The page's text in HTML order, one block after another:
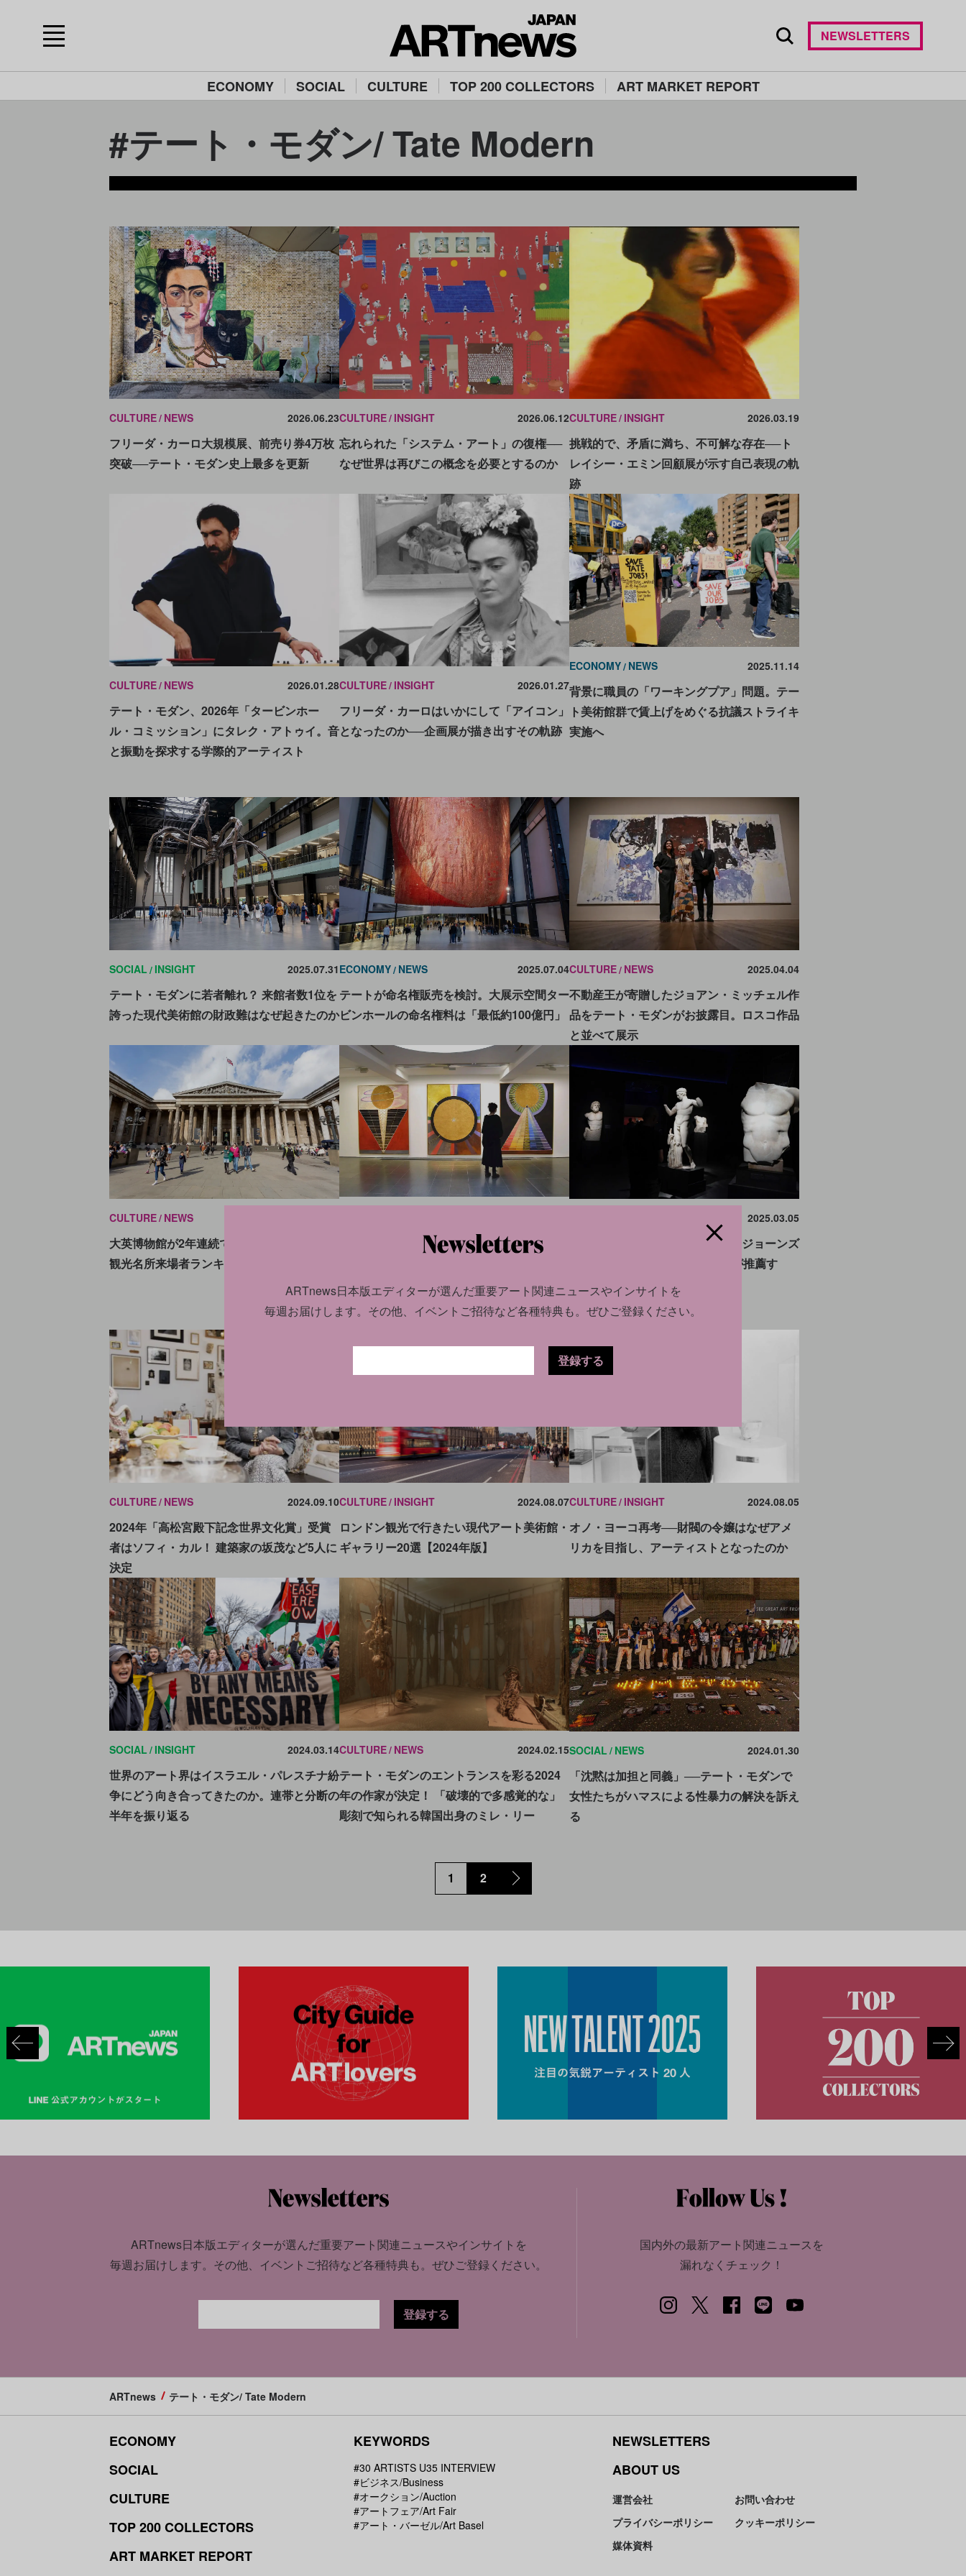
ECONOMY SOCIAL CULTURE TOP 200 COLLECTORS ART MARKET REPORT
NEWSLETTERS
#テート・モダン/ Tate Modern
CULTURE NEWS 2026.06.23
フリーダ・カーロ大規模展、前売り券4万枚
突破──テート・モダン史上最多を更新
CULTURE INSIGHT 2026.06.12
忘れられた「システム・アート」の復権──
なぜ世界は再びこの概念を必要とするのか
CULTURE INSIGHT 2026.03.19
挑戦的で、矛盾に満ち、不可解な存在──ト
レイシー・エミン回顧展が示す自己表現の軌
跡
CULTURE NEWS 2026.01.28
テート・モダン、2026年「タービンホー
ル・コミッション」にタレク・アトゥイ。音
と振動を探求する学際的アーティスト
CULTURE INSIGHT 2026.01.27
フリーダ・カーロはいかにして「アイコン」
となったのか──企画展が描き出すその軌跡
ECONOMY NEWS 2025.11.14
背景に職員の「ワーキングプア」問題。テー
ト美術館群で賃上げをめぐる抗議ストライキ
実施へ
SOCIAL INSIGHT 2025.07.31
テート・モダンに若者離れ？ 来館者数1位を
誇った現代美術館の財政難はなぜ起きたのか
ECONOMY NEWS 2025.07.04
テートが命名権販売を検討。大展示空間ター
ビンホールの命名権料は「最低約100億円」
CULTURE NEWS 2025.04.04
不動産王が寄贈したジョアン・ミッチェル作
品をテート・モダンがお披露目。ロスコ作品
と並べて展示
CULTURE NEWS
大英博物館が2年連続でトップ。イギリスの
観光名所来場者ランキング2位から5位は？
ヒルマ・アフ・クリント作品が見られなくな
2025.03.05
ジョルジオ・アルマーニやキム・ジョーンズ
らファッションデザイナー13人が推薦す
る、世界の美術館
CULTURE NEWS 2024.09.10
2024年「高松宮殿下記念世界文化賞」受賞
者はソフィ・カル！ 建築家の坂茂など5人に
決定
CULTURE INSIGHT 2024.08.07
ロンドン観光で行きたい現代アート美術館・
ギャラリー20選【2024年版】
CULTURE INSIGHT 2024.08.05
オノ・ヨーコ再考──財閥の令嬢はなぜアメ
リカを目指し、アーティストとなったのか
SOCIAL INSIGHT 2024.03.14
世界のアート界はイスラエル・パレスチナ紛
争にどう向き合ってきたのか。連帯と分断の
半年を振り返る
CULTURE NEWS 2024.02.15
テート・モダンのエントランスを彩る2024
年の作家が決定！ 「破壊的で多感覚的な」
彫刻で知られる韓国出身のミレ・リー
SOCIAL NEWS 2024.01.30
「沈黙は加担と同義」──テート・モダンで
女性たちがハマスによる性暴力の解決を訴え
る
1 2
ARTnews日本版エディターが選んだ重要アート関連ニュースやインサイトを
毎週お届けします。 その他、イベントご招待など各種特典も。 ぜひご登録ください。
登録する
国内外の最新アート関連ニュースを
漏れなくチェック！
ARTnews テート・モダン/ Tate Modern
ARTnews日本版エディターが選んだ重要アート関連ニュースやインサイトを
毎週お届けします。 その他、イベントご招待など各種特典も。ぜひご登録ください。
登録する
ECONOMY
SOCIAL
CULTURE
TOP 200 COLLECTORS
ART MARKET REPORT
KEYWORDS
#30 ARTISTS U35 INTERVIEW
#ビジネス/Business
#オークション/Auction
#アートフェア/Art Fair
#アート・バーゼル/Art Basel
NEWSLETTERS
ABOUT US
運営会社
お問い合わせ
プライバシーポリシー
クッキーポリシー
媒体資料